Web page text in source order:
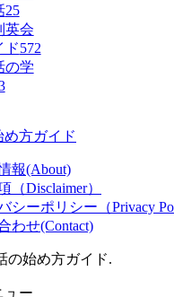
25
英会
ド572
の学
報(About)
（Disclaimer）
シーポリシー（Privacy
わせ(Contact)
の始め方ガイド.
ュー